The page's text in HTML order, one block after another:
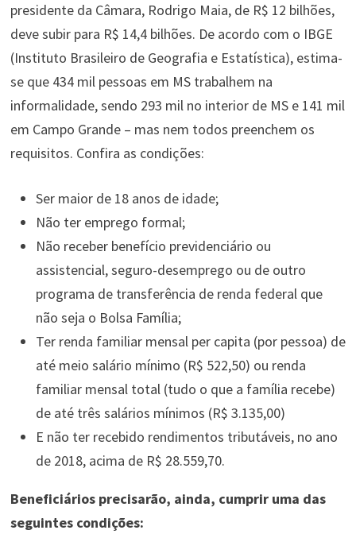
presidente da Câmara, Rodrigo Maia, de R$ 12 bilhões,
deve subir para R$ 14,4 bilhões. De acordo com o IBGE
(Instituto Brasileiro de Geografia e Estatística), estima-
se que 434 mil pessoas em MS trabalhem na
informalidade, sendo 293 mil no interior de MS e 141 mil
em Campo Grande – mas nem todos preenchem os
requisitos. Confira as condições:
Ser maior de 18 anos de idade;
Não ter emprego formal;
Não receber benefício previdenciário ou
assistencial, seguro-desemprego ou de outro
programa de transferência de renda federal que
não seja o Bolsa Família;
Ter renda familiar mensal per capita (por pessoa) de
até meio salário mínimo (R$ 522,50) ou renda
familiar mensal total (tudo o que a família recebe)
de até três salários mínimos (R$ 3.135,00)
E não ter recebido rendimentos tributáveis, no ano
de 2018, acima de R$ 28.559,70.
Beneficiários precisarão, ainda, cumprir uma das
seguintes condições: